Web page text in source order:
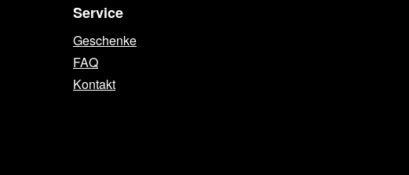
Service
Geschenke
FAQ
Kontakt